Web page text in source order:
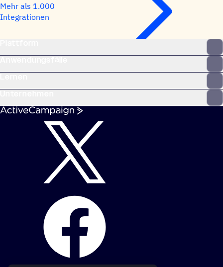
Mehr als 1.000
Integrationen